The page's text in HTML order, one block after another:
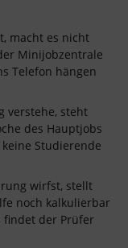
macht es nicht
Minijobzentrale
Telefon hängen
verstehe, steht
des Hauptjobs
Studierende
wirfst, stellt
noch kalkulierbar
findet der Prüfer